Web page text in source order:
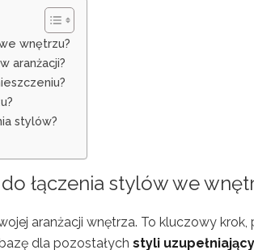
wnętrzu?
aranżacji?
stylów?
łączenia stylów we
aranżacji wnętrza. To kluczowy krok,
dla pozostałych styli